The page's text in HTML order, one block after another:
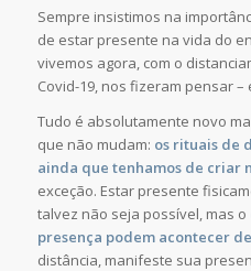
Sempre insistimos na
de estar presente na vida do
vivemos agora, com o
Covid-19, nos fizeram pensar –
Tudo é absolutamente novo
que não mudam: os rituais de
ainda que tenhamos de criar
exceção. Estar presente
talvez não seja possível, mas o
presença podem acontecer
distância, manifeste sua